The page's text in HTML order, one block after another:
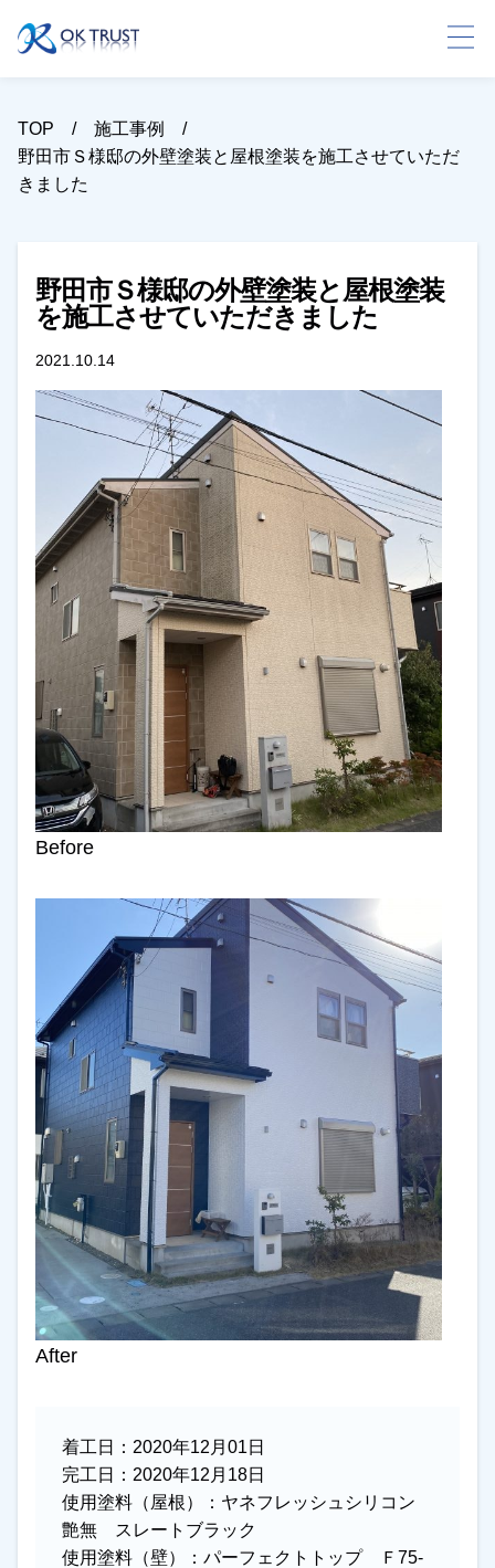
TOP
施工事例
野田市Ｓ様邸の外壁塗装と屋根塗装を施工させていただ
きました
野田市Ｓ様邸の外壁塗装と屋根塗装
を施工させていただきました
2021.10.14
Before
After
着工日： 2020年12月01日
完工日： 2020年12月18日
使用塗料（屋根）： ヤネフレッシュシリコン
艶無 スレートブラック
使用塗料（壁）： パーフェクトトップ Ｆ75-